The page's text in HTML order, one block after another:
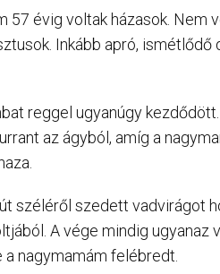
57 évig voltak házasok. Nem
Inkább apró,
reggel ugyanúgy
az ágyból, amíg a
széléről szedett vadvirágot
A vége mindig ugyanaz
a nagymamám felébredt.